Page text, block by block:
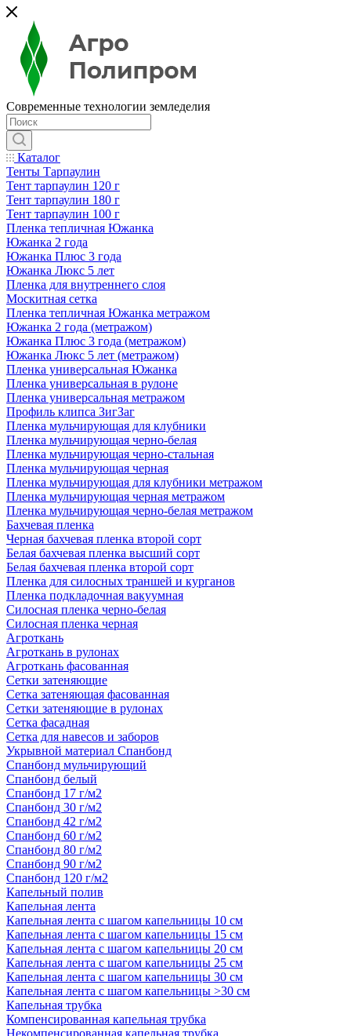
Современные технологии земледелия
Каталог
Тенты Тарпаулин
Тент тарпаулин 120 г
Тент тарпаулин 180 г
Тент тарпаулин 100 г
Пленка тепличная Южанка
Южанка 2 года
Южанка Плюс 3 года
Южанка Люкс 5 лет
Пленка для внутреннего слоя
Москитная сетка
Пленка тепличная Южанка метражом
Южанка 2 года (метражом)
Южанка Плюс 3 года (метражом)
Южанка Люкс 5 лет (метражом)
Пленка универсальная Южанка
Пленка универсальная в рулоне
Пленка универсальная метражом
Профиль клипса ЗигЗаг
Пленка мульчирующая для клубники
Пленка мульчирующая черно-белая
Пленка мульчирующая черно-стальная
Пленка мульчирующая черная
Пленка мульчирующая для клубники метражом
Пленка мульчирующая черная метражом
Пленка мульчирующая черно-белая метражом
Бахчевая пленка
Черная бахчевая пленка второй сорт
Белая бахчевая пленка высший сорт
Белая бахчевая пленка второй сорт
Пленка для силосных траншей и курганов
Пленка подкладочная вакуумная
Силосная пленка черно-белая
Силосная пленка черная
Агроткань
Агроткань в рулонах
Агроткань фасованная
Сетки затеняющие
Сетка затеняющая фасованная
Сетки затеняющие в рулонах
Сетка фасадная
Сетка для навесов и заборов
Укрывной материал Спанбонд
Спанбонд мульчирующий
Спанбонд белый
Спанбонд 17 г/м2
Спанбонд 30 г/м2
Спанбонд 42 г/м2
Спанбонд 60 г/м2
Спанбонд 80 г/м2
Спанбонд 90 г/м2
Спанбонд 120 г/м2
Капельный полив
Капельная лента
Капельная лента с шагом капельницы 10 см
Капельная лента с шагом капельницы 15 см
Капельная лента с шагом капельницы 20 см
Капельная лента с шагом капельницы 25 см
Капельная лента с шагом капельницы 30 см
Капельная лента с шагом капельницы >30 см
Капельная трубка
Компенсированная капельная трубка
Некомпенсированная капельная трубка